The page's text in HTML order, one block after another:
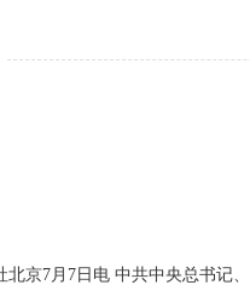
7月7日电 中共中央总书记、